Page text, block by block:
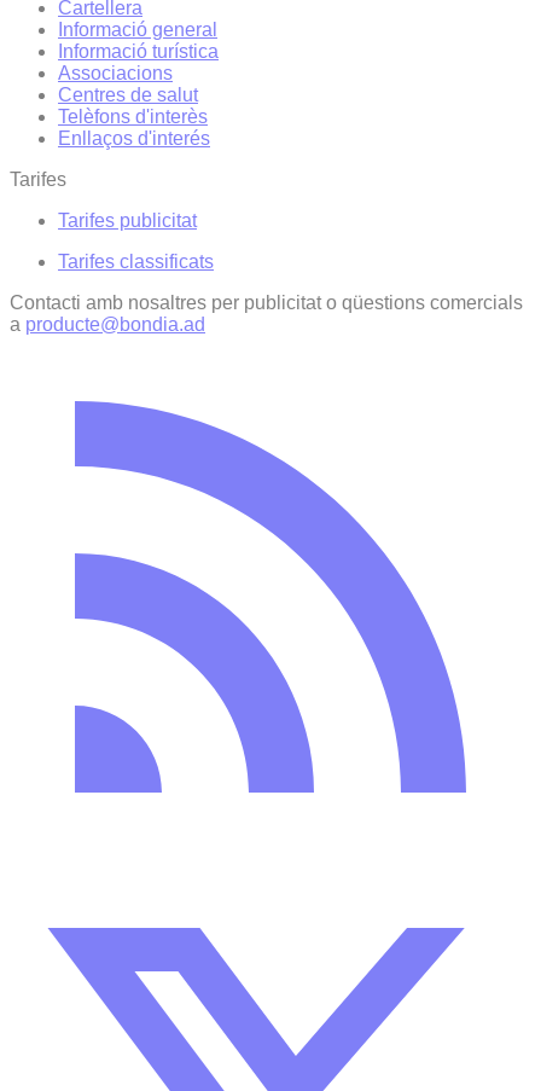
Cartellera
Informació general
Informació turística
Associacions
Centres de salut
Telèfons d'interès
Enllaços d'interés
Tarifes
Tarifes publicitat
Tarifes classificats
Contacti amb nosaltres per publicitat o qüestions comercials
a producte@bondia.ad